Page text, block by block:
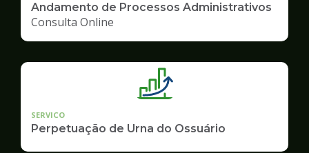
Andamento de Processos Administrativos
Consulta Online
SERVICO
Perpetuação de Urna do Ossuário